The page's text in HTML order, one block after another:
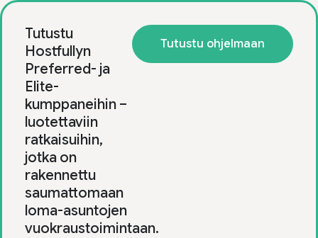
Tutustu
Hostfullyn
Preferred- ja
Elite-
kumppaneihin –
luotettaviin
ratkaisuihin,
jotka on
rakennettu
saumattomaan
loma-asuntojen
vuokraustoimintaan.
Tutustu ohjelmaan